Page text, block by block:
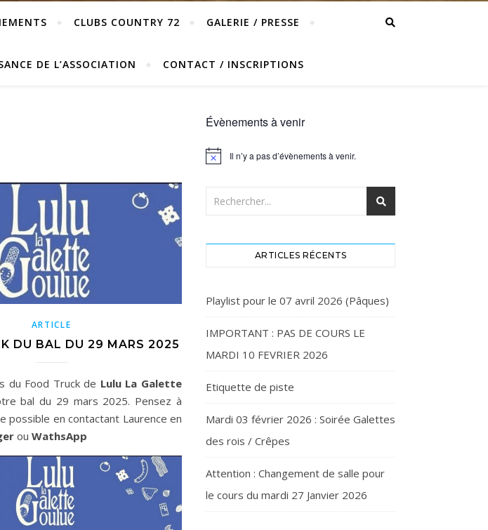
CLUBS COUNTRY 72 GALERIE / PRESSE
DE L’ASSOCIATION CONTACT / INSCRIPTIONS
ARTICLE
DU BAL DU 29 MARS 2025
du Food Truck de Lulu La Galette
bal du 29 mars 2025. Pensez à
possible en contactant Laurence en
ou WathsApp
Évènements à venir
Notice Il n’y a pas d’évènements à venir.
ARTICLES RÉCENTS
Playlist pour le 07 avril 2026 (Pâques)
IMPORTANT : PAS DE COURS LE
MARDI 10 FEVRIER 2026
Etiquette de piste
Mardi 03 février 2026 : Soirée Galettes
des rois / Crêpes
Attention : Changement de salle pour
le cours du mardi 27 Janvier 2026